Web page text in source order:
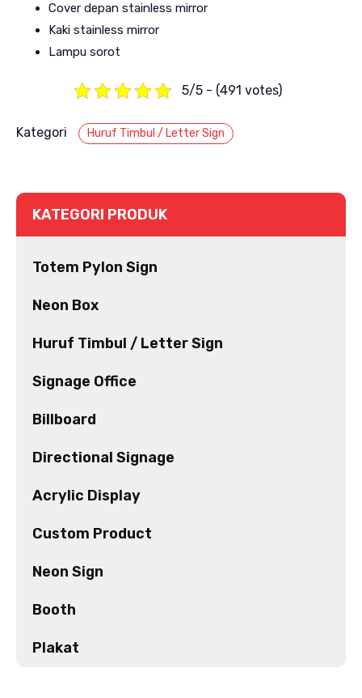
Cover depan stainless mirror
Kaki stainless mirror
Lampu sorot
5/5 - (491 votes)
Kategori Huruf Timbul / Letter Sign
KATEGORI PRODUK
Totem Pylon Sign
Neon Box
Huruf Timbul / Letter Sign
Signage Office
Billboard
Directional Signage
Acrylic Display
Custom Product
Neon Sign
Booth
Plakat